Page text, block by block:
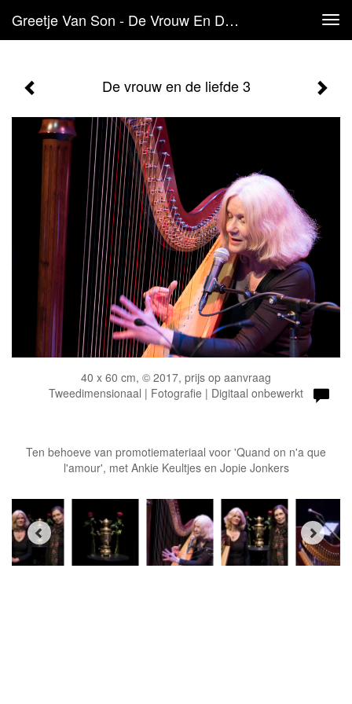
Greetje Van Son - De Vrouw En De Liefde 3
De vrouw en de liefde 3
40 x 60 cm, © 2017, prijs op aanvraag
Tweedimensionaal | Fotografie | Digitaal onbewerkt
Ten behoeve van promotiemateriaal voor 'Quand on n'a que
l'amour', met Ankie Keultjes en Jopie Jonkers